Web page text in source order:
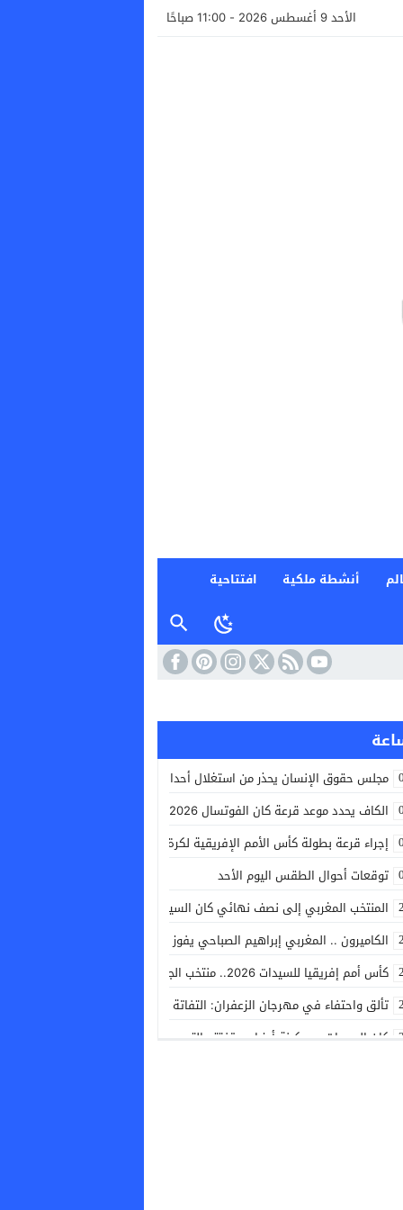
الأحد 9 أغسطس 2026 - 11:00 صباحًا
أنشطة ملكية افتتاحية
مجلس حقوق الإنسان يحذر من استغلال أحداث سبتة سياسيا ومن تصاعد خطاب
الكاف يحدد موعد قرعة كان الفوتسال 2026 بالمغرب
إجراء قرعة بطولة كأس الأمم الإفريقية لكرة القدم داخل القاعة (المغرب 2026)
توقعات أحوال الطقس اليوم الأحد
المنتخب المغربي إلى نصف نهائي كان السيدات ويضمن التأهل إلى مونديال 2027
الكاميرون .. المغربي إبراهيم الصباحي يفوز بالسباق الدولي للدراجات الجبلية
كأس أمم إفريقيا للسيدات 2026.. منتخب الجزائر يتأهل إلى نصف النهائي بفوزه على نظيره الايفواري
تألق واحتفاء في مهرجان الزعفران: التفاتة مميزة لمحسن السرغيني وإشادة
كان السيدات .. سكينة أوزراوي تفتتح التسجيل للبؤات الأطلس أمام جنوب